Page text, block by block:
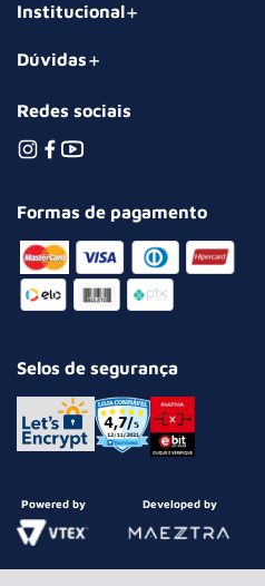
Institucional
Dúvidas
Redes sociais
Formas de pagamento
Selos de segurança
Powered by Developed by